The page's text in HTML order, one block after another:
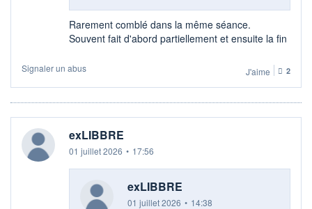
Rarement comblé dans la même séance.
Souvent fait d'abord partiellement et ensuite la fin
Signaler un abus J'aime 2
exLIBBRE
01 juillet 2026 • 17:56
exLIBBRE
01 juillet 2026 • 14:38